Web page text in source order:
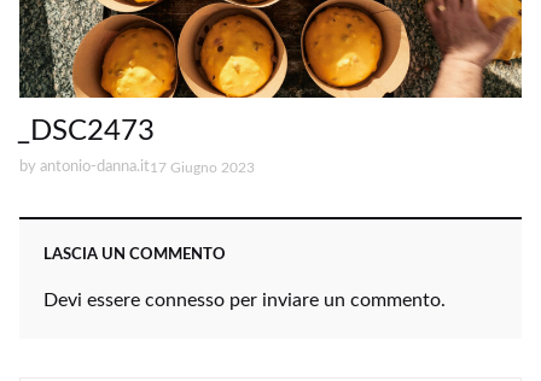
_DSC2473
by antonio-danna.it17 Giugno 2023
LASCIA UN COMMENTO
Devi essere connesso per inviare un commento.